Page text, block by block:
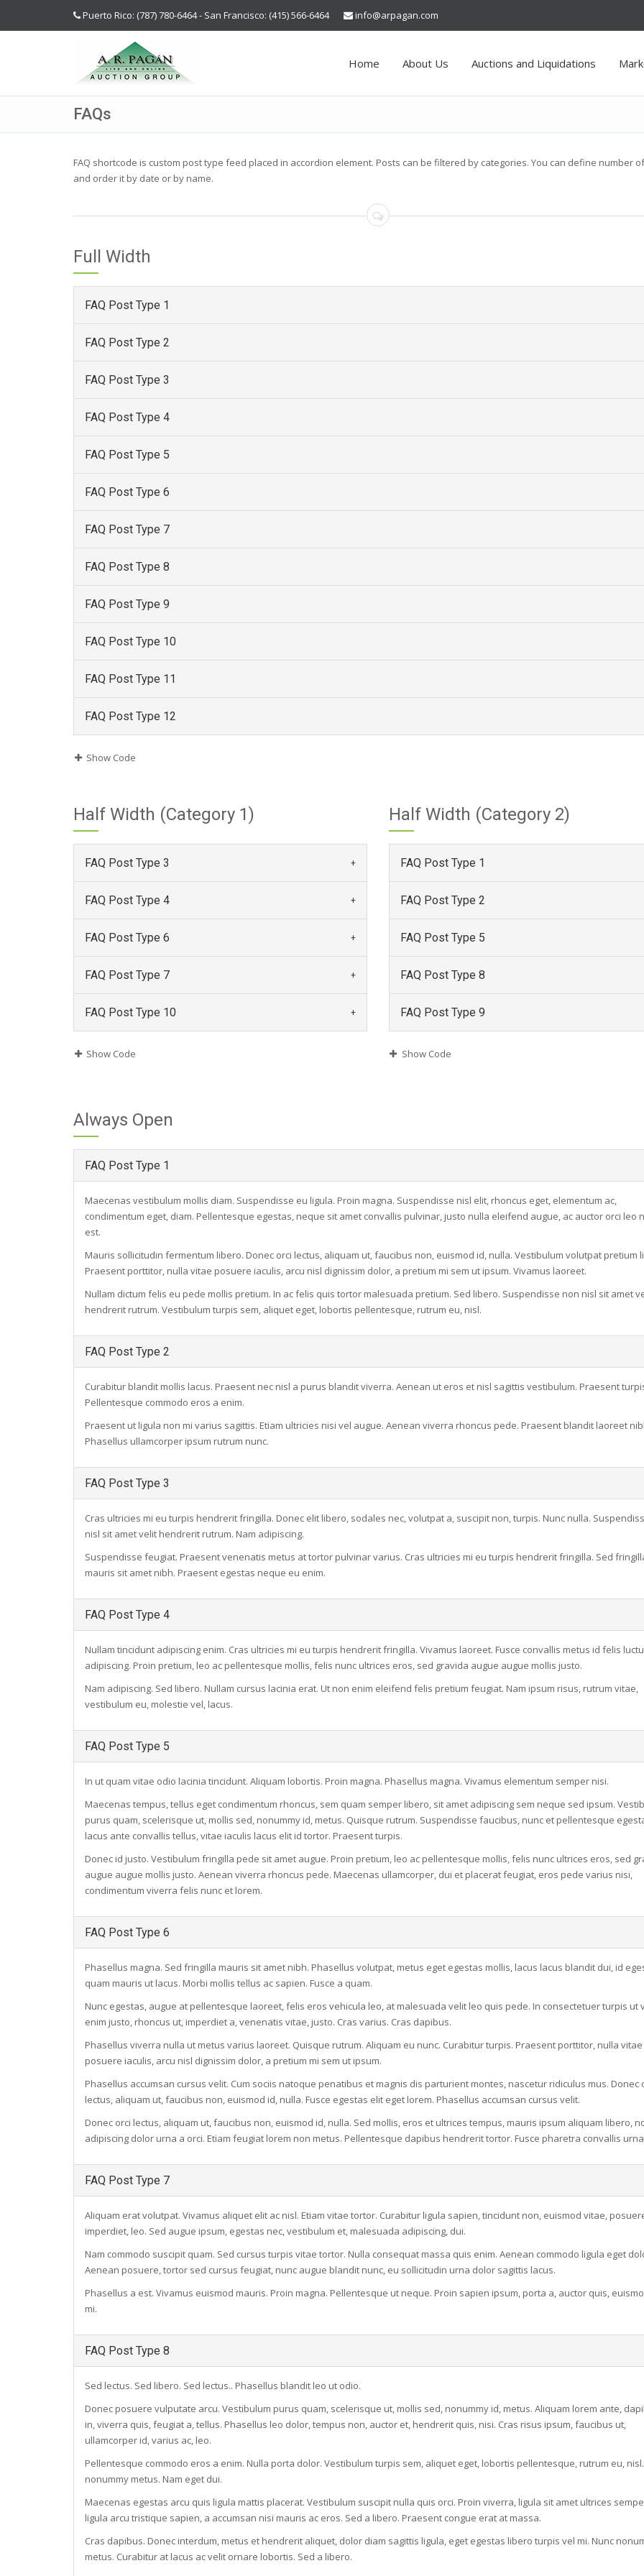
Puerto Rico: (787) 780-6464 - San Francisco: (415) 566-6464 info@arpagan.com
Home About Us Auctions and Liquidations
FAQs
FAQ shortcode is custom post type feed placed in accordion element. Posts can be filtered by categories. You can define number
and order it by date or by name.
Full Width
FAQ Post Type 1
FAQ Post Type 2
FAQ Post Type 3
FAQ Post Type 4
FAQ Post Type 5
FAQ Post Type 6
FAQ Post Type 7
FAQ Post Type 8
FAQ Post Type 9
FAQ Post Type 10
FAQ Post Type 11
FAQ Post Type 12
Show Code
Half Width (Category 1)
FAQ Post Type 3
FAQ Post Type 4
FAQ Post Type 6
FAQ Post Type 7
FAQ Post Type 10
Show Code
Half Width (Category 2)
FAQ Post Type 1
FAQ Post Type 2
FAQ Post Type 5
FAQ Post Type 8
FAQ Post Type 9
Show Code
Always Open
FAQ Post Type 1
Maecenas vestibulum mollis diam. Suspendisse eu ligula. Proin magna. Suspendisse nisl elit, rhoncus eget, elementum ac,
condimentum eget, diam. Pellentesque egestas, neque sit amet convallis pulvinar, justo nulla eleifend augue, ac auctor orci leo
est.
Mauris sollicitudin fermentum libero. Donec orci lectus, aliquam ut, faucibus non, euismod id, nulla. Vestibulum volutpat pretium
Praesent porttitor, nulla vitae posuere iaculis, arcu nisl dignissim dolor, a pretium mi sem ut ipsum. Vivamus laoreet.
Nullam dictum felis eu pede mollis pretium. In ac felis quis tortor malesuada pretium. Sed libero. Suspendisse non nisl sit amet
hendrerit rutrum. Vestibulum turpis sem, aliquet eget, lobortis pellentesque, rutrum eu, nisl.
FAQ Post Type 2
Curabitur blandit mollis lacus. Praesent nec nisl a purus blandit viverra. Aenean ut eros et nisl sagittis vestibulum. Praesent
Pellentesque commodo eros a enim.
Praesent ut ligula non mi varius sagittis. Etiam ultricies nisi vel augue. Aenean viverra rhoncus pede. Praesent blandit laoreet
Phasellus ullamcorper ipsum rutrum nunc.
FAQ Post Type 3
Cras ultricies mi eu turpis hendrerit fringilla. Donec elit libero, sodales nec, volutpat a, suscipit non, turpis. Nunc nulla.
nisl sit amet velit hendrerit rutrum. Nam adipiscing.
Suspendisse feugiat. Praesent venenatis metus at tortor pulvinar varius. Cras ultricies mi eu turpis hendrerit fringilla. Sed
mauris sit amet nibh. Praesent egestas neque eu enim.
FAQ Post Type 4
Nullam tincidunt adipiscing enim. Cras ultricies mi eu turpis hendrerit fringilla. Vivamus laoreet. Fusce convallis metus id felis
adipiscing. Proin pretium, leo ac pellentesque mollis, felis nunc ultrices eros, sed gravida augue augue mollis justo.
Nam adipiscing. Sed libero. Nullam cursus lacinia erat. Ut non enim eleifend felis pretium feugiat. Nam ipsum risus, rutrum vitae,
vestibulum eu, molestie vel, lacus.
FAQ Post Type 5
In ut quam vitae odio lacinia tincidunt. Aliquam lobortis. Proin magna. Phasellus magna. Vivamus elementum semper nisi.
Maecenas tempus, tellus eget condimentum rhoncus, sem quam semper libero, sit amet adipiscing sem neque sed ipsum.
purus quam, scelerisque ut, mollis sed, nonummy id, metus. Quisque rutrum. Suspendisse faucibus, nunc et pellentesque
lacus ante convallis tellus, vitae iaculis lacus elit id tortor. Praesent turpis.
Donec id justo. Vestibulum fringilla pede sit amet augue. Proin pretium, leo ac pellentesque mollis, felis nunc ultrices eros, sed
augue augue mollis justo. Aenean viverra rhoncus pede. Maecenas ullamcorper, dui et placerat feugiat, eros pede varius nisi,
condimentum viverra felis nunc et lorem.
FAQ Post Type 6
Phasellus magna. Sed fringilla mauris sit amet nibh. Phasellus volutpat, metus eget egestas mollis, lacus lacus blandit dui, id
quam mauris ut lacus. Morbi mollis tellus ac sapien. Fusce a quam.
Nunc egestas, augue at pellentesque laoreet, felis eros vehicula leo, at malesuada velit leo quis pede. In consectetuer turpis ut
enim justo, rhoncus ut, imperdiet a, venenatis vitae, justo. Cras varius. Cras dapibus.
Phasellus viverra nulla ut metus varius laoreet. Quisque rutrum. Aliquam eu nunc. Curabitur turpis. Praesent porttitor, nulla vitae
posuere iaculis, arcu nisl dignissim dolor, a pretium mi sem ut ipsum.
Phasellus accumsan cursus velit. Cum sociis natoque penatibus et magnis dis parturient montes, nascetur ridiculus mus. Donec
lectus, aliquam ut, faucibus non, euismod id, nulla. Fusce egestas elit eget lorem. Phasellus accumsan cursus velit.
Donec orci lectus, aliquam ut, faucibus non, euismod id, nulla. Sed mollis, eros et ultrices tempus, mauris ipsum aliquam libero,
adipiscing dolor urna a orci. Etiam feugiat lorem non metus. Pellentesque dapibus hendrerit tortor. Fusce pharetra convallis
FAQ Post Type 7
Aliquam erat volutpat. Vivamus aliquet elit ac nisl. Etiam vitae tortor. Curabitur ligula sapien, tincidunt non, euismod vitae,
imperdiet, leo. Sed augue ipsum, egestas nec, vestibulum et, malesuada adipiscing, dui.
Nam commodo suscipit quam. Sed cursus turpis vitae tortor. Nulla consequat massa quis enim. Aenean commodo ligula eget
Aenean posuere, tortor sed cursus feugiat, nunc augue blandit nunc, eu sollicitudin urna dolor sagittis lacus.
Phasellus a est. Vivamus euismod mauris. Proin magna. Pellentesque ut neque. Proin sapien ipsum, porta a, auctor quis,
mi.
FAQ Post Type 8
Sed lectus. Sed libero. Sed lectus.. Phasellus blandit leo ut odio.
Donec posuere vulputate arcu. Vestibulum purus quam, scelerisque ut, mollis sed, nonummy id, metus. Aliquam lorem ante,
in, viverra quis, feugiat a, tellus. Phasellus leo dolor, tempus non, auctor et, hendrerit quis, nisi. Cras risus ipsum, faucibus ut,
ullamcorper id, varius ac, leo.
Pellentesque commodo eros a enim. Nulla porta dolor. Vestibulum turpis sem, aliquet eget, lobortis pellentesque, rutrum eu,
nonummy metus. Nam eget dui.
Maecenas egestas arcu quis ligula mattis placerat. Vestibulum suscipit nulla quis orci. Proin viverra, ligula sit amet ultrices
ligula arcu tristique sapien, a accumsan nisi mauris ac eros. Sed a libero. Praesent congue erat at massa.
Cras dapibus. Donec interdum, metus et hendrerit aliquet, dolor diam sagittis ligula, eget egestas libero turpis vel mi. Nunc
metus. Curabitur at lacus ac velit ornare lobortis. Sed a libero.